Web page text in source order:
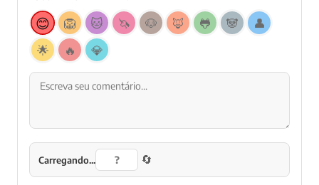
😊 🦁 🐱 🦄 🐶 🦊 🐸 🐼
👤
🌟
🔥 💎
Carregando... 🔄